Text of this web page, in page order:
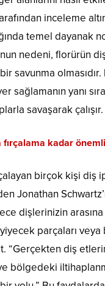
inceleme
temel dayanak
nedeni, florürün
savunma
sağlamanın yanı
savaşarak çalışır.
fırçalama kadar
birçok kişi diş
Jonathan
dişlerinizin arasına
parçaları
“Gerçekten diş
bölgedeki